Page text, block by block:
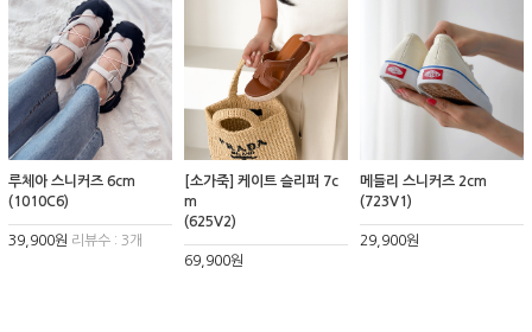
루체아 스니커즈 6cm
(1010C6)
39,900원 리뷰수 : 3개
[소가죽] 케이트 슬리퍼 7c
m
(625V2)
69,900원
메들리 스니커즈 2cm
(723V1)
29,900원